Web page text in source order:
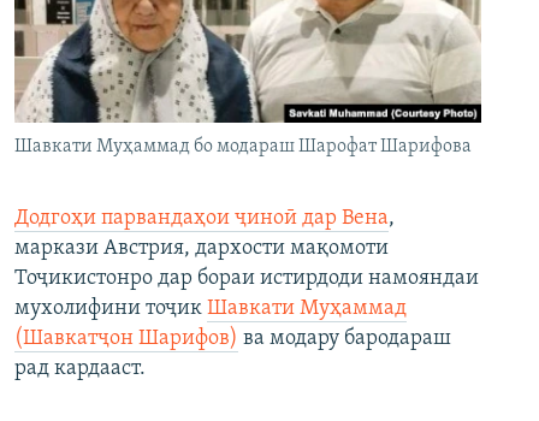
Шавкати Муҳаммад бо модараш Шарофат Шарифова
Додгоҳи парвандаҳои ҷиноӣ дар Вена,
маркази Австрия, дархости мақомоти
Тоҷикистонро дар бораи истирдоди намояндаи
мухолифини тоҷик Шавкати Муҳаммад
(Шавкатҷон Шарифов) ва модару бародараш
рад кардааст.